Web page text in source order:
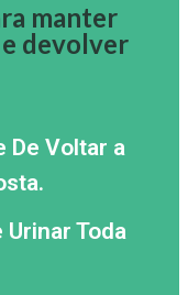
manter
devolver
De Voltar a
Urinar Toda